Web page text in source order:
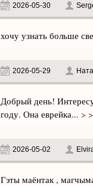
2026-05-30
хочу узнать больше
2026-05-29
Добрый день!
году. Она еврейка... >
2026-05-02
Гэты маёнтак ,